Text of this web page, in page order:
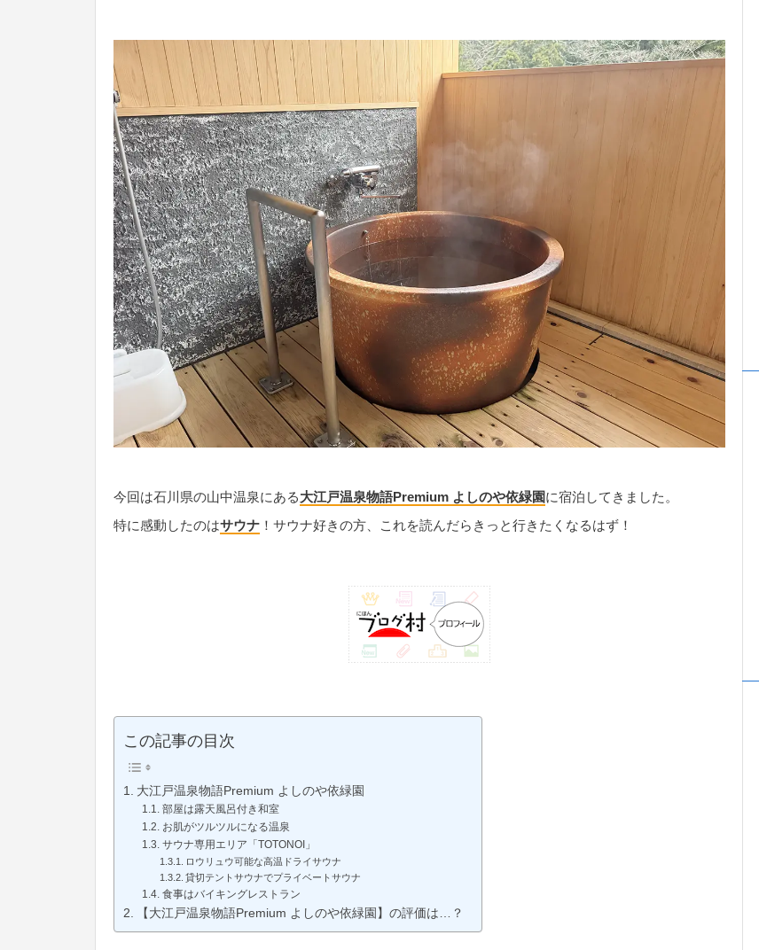
今回は石川県の山中温泉にある大江戸温泉物語Premium よしのや依緑園に宿泊してきました。
特に感動したのはサウナ ！サウナ好きの方、これを読んだらきっと行きたくなるはず！
この記事の目次
大江戸温泉物語Premium よしのや依緑園
部屋は露天風呂付き和室
お肌がツルツルになる温泉
サウナ専用エリア「TOTONOI」
ロウリュウ可能な高温ドライサウナ
貸切テントサウナでプライベートサウナ
食事はバイキングレストラン
【大江戸温泉物語Premium よしのや依緑園】の評価は…？